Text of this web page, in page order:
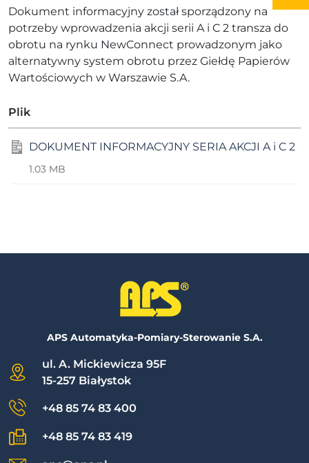
Dokument informacyjny został sporządzony na
potrzeby wprowadzenia akcji serii A i C 2 transza do
obrotu na rynku NewConnect prowadzonym jako
alternatywny system obrotu przez Giełdę Papierów
Wartościowych w Warszawie S.A.
Plik
DOKUMENT INFORMACYJNY SERIA AKCJI A i C 2
1.03 MB
APS Automatyka-Pomiary-Sterowanie S.A.
ul. A. Mickiewicza 95F
15-257 Białystok
+48 85 74 83 400
+48 85 74 83 419